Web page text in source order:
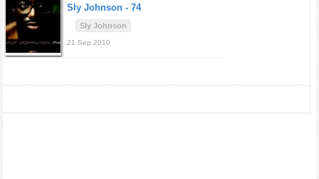
Sly Johnson - 74
Sly Johnson
21 Sep 2010